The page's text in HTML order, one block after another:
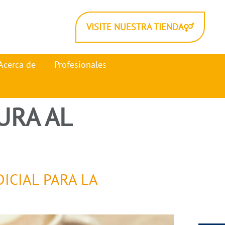
VISITE NUESTRA TIENDA
de Profesionales
AL
PARA LA